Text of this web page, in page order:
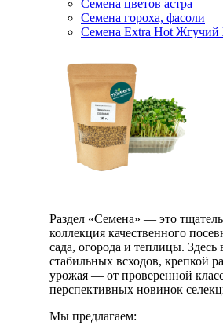
Семена цветов астра
Семена гороха, фасоли
Семена Extra Hot
Раздел «Семена» — это
коллекция качественного
сада, огорода и теплицы. Здесь
стабильных всходов, крепкой
урожая — от проверенной
перспективных новинок
Мы предлагаем: